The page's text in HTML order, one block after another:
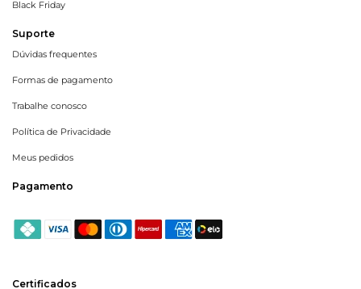
Black Friday
Suporte
Dúvidas frequentes
Formas de pagamento
Trabalhe conosco
Política de Privacidade
Meus pedidos
Pagamento
Certificados